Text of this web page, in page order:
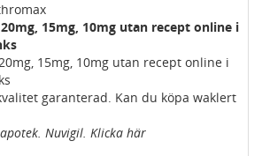
15mg, 10mg utan recept online i
15mg, 10mg utan recept online i
garanterad. Kan du köpa waklert
Nuvigil. Klicka här